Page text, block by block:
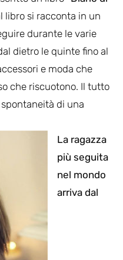
libro si racconta in un
durante le varie
dietro le quinte fino al
e moda che
che riscuotono. Il tutto
di una
La ragazza
più seguita
nel mondo
arriva dal